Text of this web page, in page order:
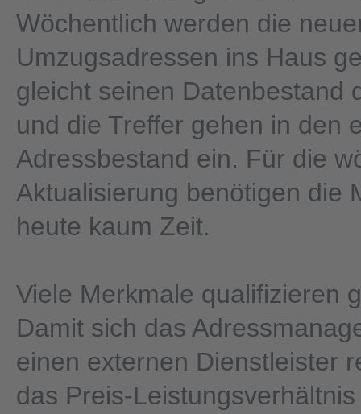
Wöchentlich werden die
Umzugsadressen ins Haus
gleicht seinen Datenbestand
und die Treffer gehen in den
Adressbestand ein. Für die
Aktualisierung benötigen die
heute kaum Zeit.
Viele Merkmale qualifizieren
Damit sich das
einen externen Dienstleister
das Preis-